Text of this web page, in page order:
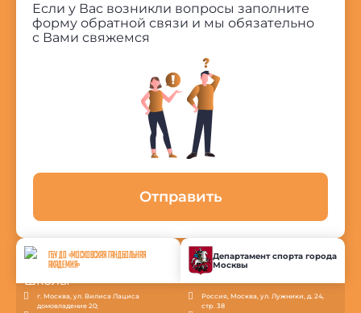
Если у Вас возникли вопросы заполните
форму обратной связи и мы обязательно
с Вами свяжемся
Отправить
ГБУ ДО «МОСКОВСКАЯ ГАНДБОЛЬНАЯ
АКАДЕМИЯ»
г. Москва, ул. Вилиса Лациса
домовладение 20;
Департамент спорта города
Москвы
Россия, Москва, ул. Лужники, д. 24,
стр. 38